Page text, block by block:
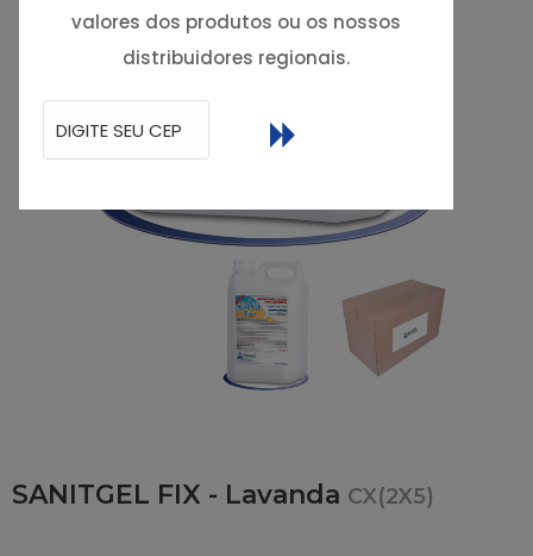
valores dos produtos ou os nossos
distribuidores regionais.
SANITGEL FIX - Lavanda CX(2X5)